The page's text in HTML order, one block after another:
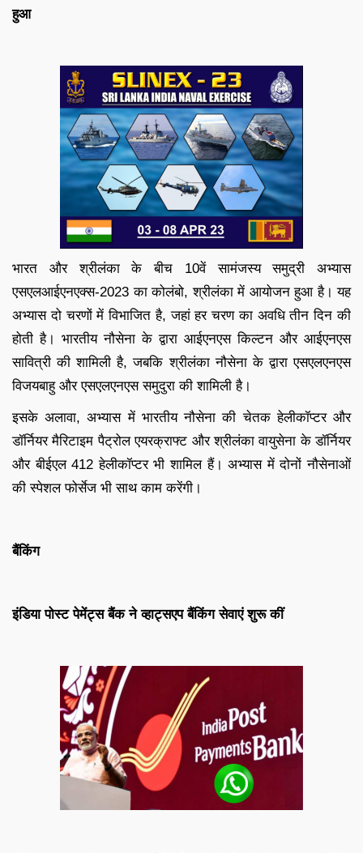
हुआ
भारत और श्रीलंका के बीच 10वें सामंजस्य समुद्री अभ्यास
एसएलआईएनएक्स-2023 का कोलंबो, श्रीलंका में आयोजन हुआ है। यह
अभ्यास दो चरणों में विभाजित है, जहां हर चरण का अवधि तीन दिन की
होती है। भारतीय नौसेना के द्वारा आईएनएस किल्टन और आईएनएस
सावित्री की शामिली है, जबकि श्रीलंका नौसेना के द्वारा एसएलएनएस
विजयबाहु और एसएलएनएस समुदुरा की शामिली है।
इसके अलावा, अभ्यास में भारतीय नौसेना की चेतक हेलीकॉप्टर और
डॉर्नियर मैरिटाइम पैट्रोल एयरक्राफ्ट और श्रीलंका वायुसेना के डॉर्नियर
और बीईएल 412 हेलीकॉप्टर भी शामिल हैं। अभ्यास में दोनों नौसेनाओं
की स्पेशल फोर्सेज भी साथ काम करेंगी।
बैंकिंग
इंडिया पोस्ट पेमेंट्स बैंक ने व्हाट्सएप बैंकिंग सेवाएं शुरू कीं